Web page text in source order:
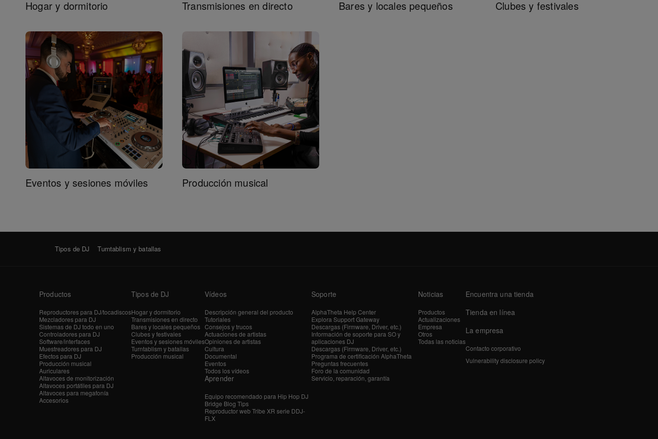
Hogar y dormitorio Transmisiones en directo Bares y locales pequeños Clubes y festivales
Eventos y sesiones móviles Producción musical
Tipos de DJ Turntablism y batallas
Productos
Reproductores para DJ/tocadiscos
Mezcladores para DJ
Sistemas de DJ todo en uno
Controladores para DJ
Software/interfaces
Muestreadores para DJ
Efectos para DJ
Producción musical
Auriculares
Altavoces de monitorización
Altavoces portátiles para DJ
Altavoces para megafonía
Accesorios
Tipos de DJ
Hogar y dormitorio
Transmisiones en directo
Bares y locales pequeños
Clubes y festivales
Eventos y sesiones móviles
Turntablism y batallas
Producción musical
Vídeos
Descripción general del producto
Tutoriales
Consejos y trucos
Actuaciones de artistas
Opiniones de artistas
Cultura
Documental
Eventos
Todos los vídeos
Aprender
Equipo recomendado para Hip Hop DJ
Bridge Blog Tips
Reproductor web Tribe XR serie DDJ-
FLX
Soporte
AlphaTheta Help Center
Explora Support Gateway
Descargas (Firmware, Driver, etc.)
Información de soporte para SO y
aplicaciones DJ
Descargas (Firmware, Driver, etc.)
Programa de certificación AlphaTheta
Preguntas frecuentes
Foro de la comunidad
Servicio, reparación, garantía
Noticias
Productos
Actualizaciones
Empresa
Otros
Todas las noticias
Encuentra una tienda
Tienda en línea
La empresa
Contacto corporativo
Vulnerability disclosure policy